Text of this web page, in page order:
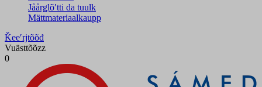
Jåårǥlõʹtti da tuulk
Mättmateriaalkaupp
Ǩeeʹrjtõõđ
Vuästtõõzz
0